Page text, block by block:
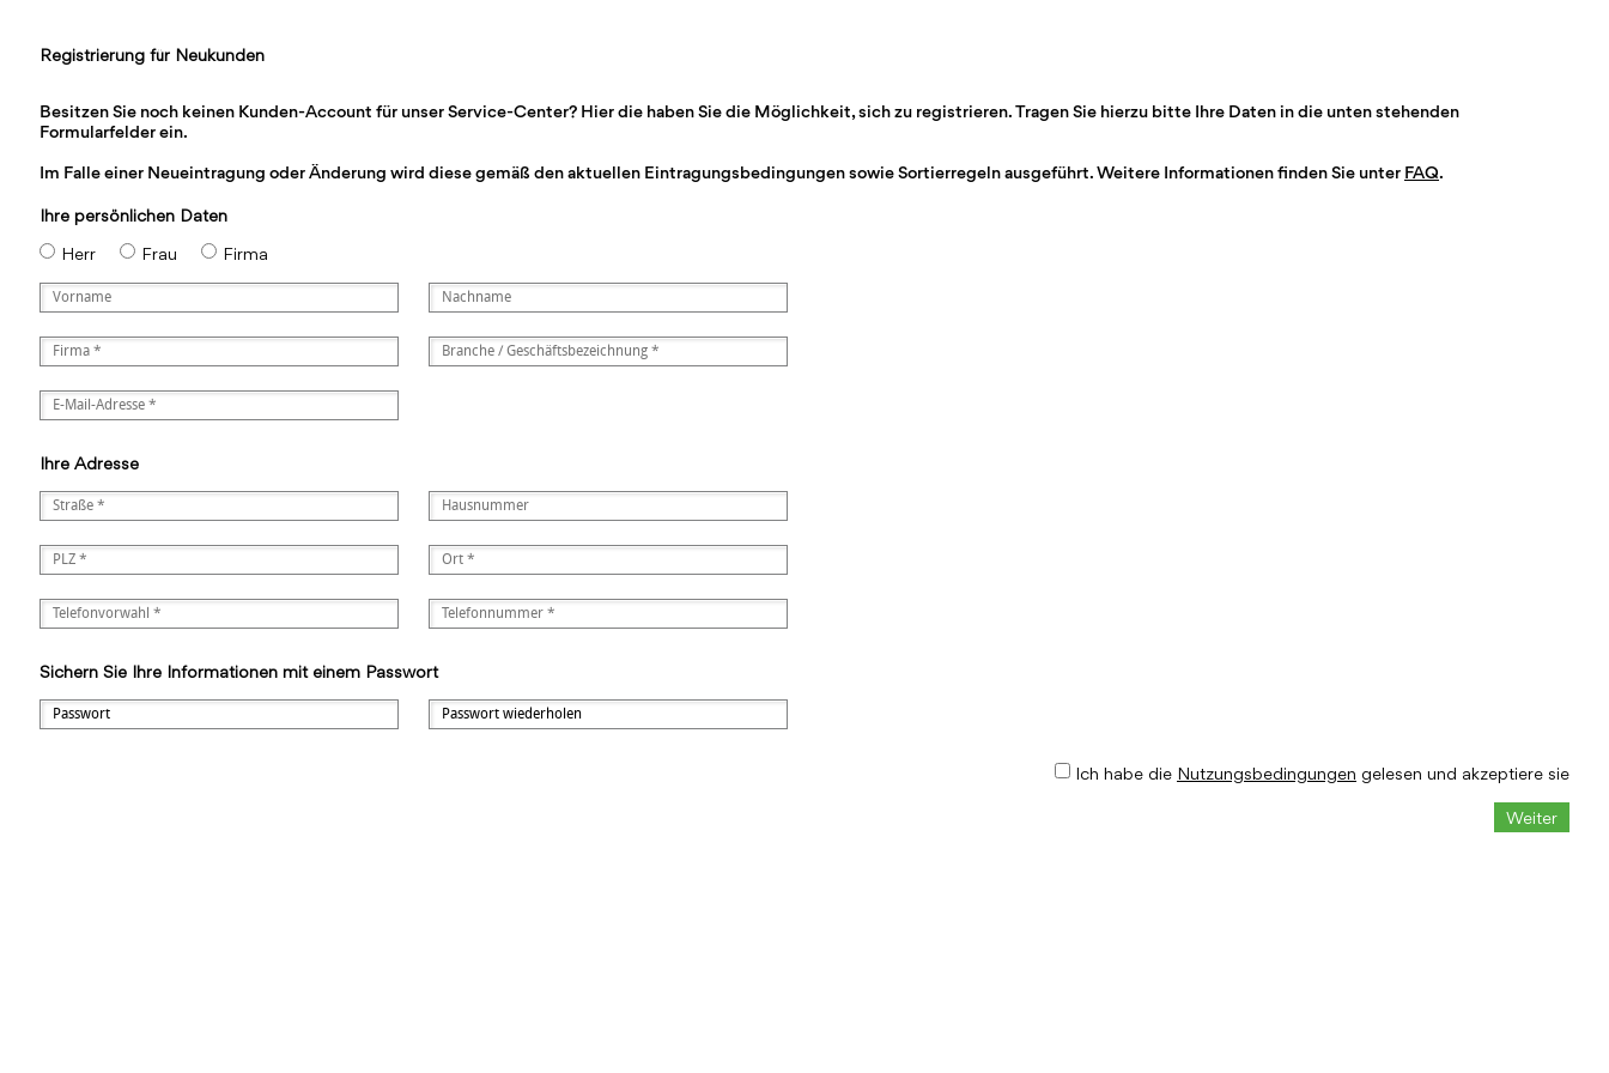
Registrierung für Neukunden
Besitzen Sie noch keinen Kunden-Account für unser Service-Center? Hier die haben Sie die Möglichkeit, sich zu registrieren. Tragen Sie hierzu bitte Ihre Daten in die unten stehenden
Formularfelder ein.
Im Falle einer Neueintragung oder Änderung wird diese gemäß den aktuellen Eintragungsbedingungen sowie Sortierregeln ausgeführt. Weitere Informationen finden Sie unter FAQ.
Ihre persönlichen Daten
Herr
Frau Firma
Ihre Adresse
Sichern Sie Ihre Informationen mit einem Passwort
Ich habe die Nutzungsbedingungen gelesen und akzeptiere sie